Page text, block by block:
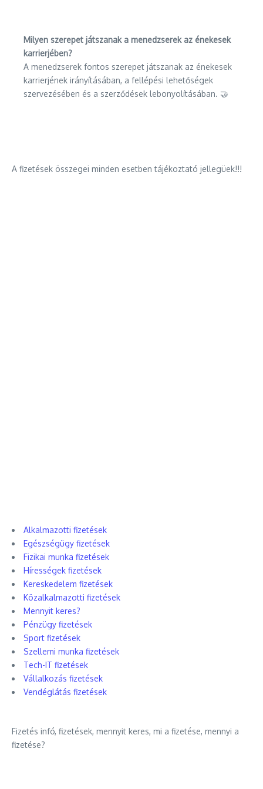
Milyen szerepet játszanak a menedzserek az énekesek
karrierjében?
A menedzserek fontos szerepet játszanak az énekesek
karrierjének irányításában, a fellépési lehetőségek
szervezésében és a szerződések lebonyolításában. 🤝
A fizetések összegei minden esetben tájékoztató jellegüek!!!
Alkalmazotti fizetések
Egészségügy fizetések
Fizikai munka fizetések
Hírességek fizetések
Kereskedelem fizetések
Közalkalmazotti fizetések
Mennyit keres?
Pénzügy fizetések
Sport fizetések
Szellemi munka fizetések
Tech-IT fizetések
Vállalkozás fizetések
Vendéglátás fizetések
Fizetés infó, fizetések, mennyit keres, mi a fizetése, mennyi a
fizetése?